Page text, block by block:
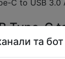
Type-C
та